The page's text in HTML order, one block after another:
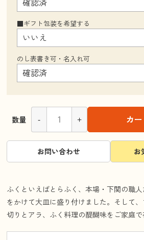
■ギフト包装を希望する
のし表書き可・名入れ可
数量 - + カ
お問い合わせ お
ふくといえばとらふく、本場・下関の職
をかけて大皿に盛り付けました。そして
切りとアラ、ふく料理の醍醐味をご家庭で